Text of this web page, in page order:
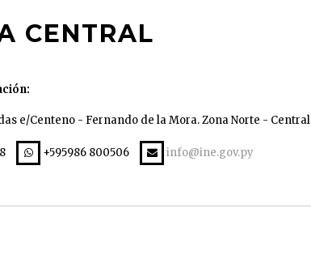
CENTRAL
e/Centeno - Fernando de la Mora. Zona Norte - Central
+595986 800506 info@ine.gov.py